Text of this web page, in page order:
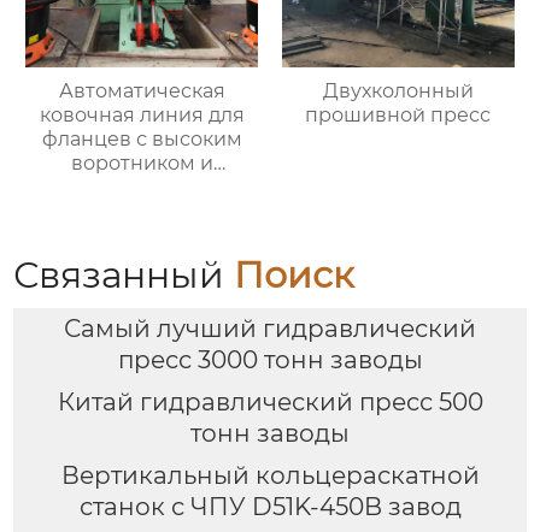
Автоматическая
ковочная линия для
фланцев с высоким
воротником и
Двухколонный
прошивной пресс
Связанный Поиск
Самый лучший гидравлический
пресс 3000 тонн заводы
Китай гидравлический пресс 500
тонн заводы
Вертикальный кольцераскатной
станок с ЧПУ D51K-450B завод